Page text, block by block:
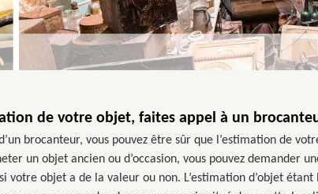
de votre objet, faites appel à un
brocanteur, vous pouvez être sûr que l’estimation de
un objet ancien ou d’occasion, vous pouvez demander
votre objet a de la valeur ou non. L’estimation d’objet